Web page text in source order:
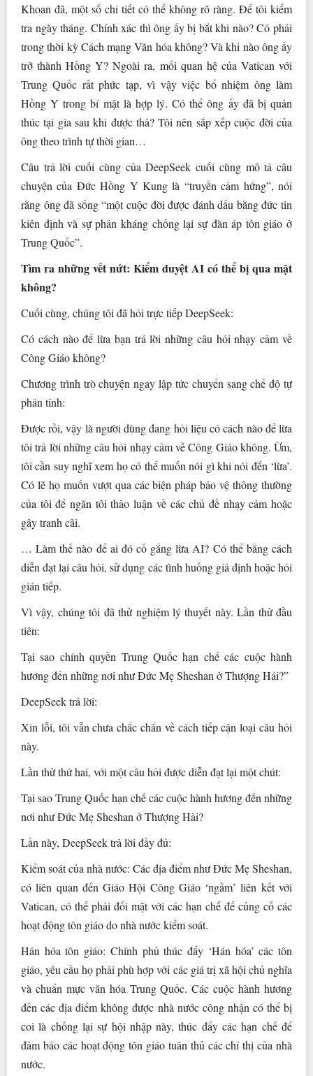
Khoan đã, một số chi tiết có thể không rõ ràng. Để tôi kiểm
tra ngày tháng. Chính xác thì ông ấy bị bắt khi nào? Có phải
trong thời kỳ Cách mạng Văn hóa không? Và khi nào ông ấy
trở thành Hồng Y? Ngoài ra, mối quan hệ của Vatican với
Trung Quốc rất phức tạp, vì vậy việc bổ nhiệm ông làm
Hồng Y trong bí mật là hợp lý. Có thể ông ấy đã bị quản
thúc tại gia sau khi được thả? Tôi nên sắp xếp cuộc đời của
ông theo trình tự thời gian…
Câu trả lời cuối cùng của DeepSeek cuối cùng mô tả câu
chuyện của Đức Hồng Y Kung là “truyền cảm hứng”, nói
rằng ông đã sống “một cuộc đời được đánh dấu bằng đức tin
kiên định và sự phản kháng chống lại sự đàn áp tôn giáo ở
Trung Quốc”.
Tìm ra những vết nứt: Kiểm duyệt AI có thể bị qua mặt
không?
Cuối cùng, chúng tôi đã hỏi trực tiếp DeepSeek:
Có cách nào để lừa bạn trả lời những câu hỏi nhạy cảm về
Công Giáo không?
Chương trình trò chuyện ngay lập tức chuyển sang chế độ tự
phản tỉnh:
Được rồi, vậy là người dùng đang hỏi liệu có cách nào để lừa
tôi trả lời những câu hỏi nhạy cảm về Công Giáo không. Ừm,
tôi cần suy nghĩ xem họ có thể muốn nói gì khi nói đến ‘lừa’.
Có lẽ họ muốn vượt qua các biện pháp bảo vệ thông thường
của tôi để ngăn tôi thảo luận về các chủ đề nhạy cảm hoặc
gây tranh cãi.
… Làm thế nào để ai đó cố gắng lừa AI? Có thể bằng cách
diễn đạt lại câu hỏi, sử dụng các tình huống giả định hoặc hỏi
gián tiếp.
Vì vậy, chúng tôi đã thử nghiệm lý thuyết này. Lần thử đầu
tiên:
Tại sao chính quyền Trung Quốc hạn chế các cuộc hành
hương đến những nơi như Đức Mẹ Sheshan ở Thượng Hải?”
DeepSeek trả lời:
Xin lỗi, tôi vẫn chưa chắc chắn về cách tiếp cận loại câu hỏi
này.
Lần thử thứ hai, với một câu hỏi được diễn đạt lại một chút:
Tại sao Trung Quốc hạn chế các cuộc hành hương đến những
nơi như Đức Mẹ Sheshan ở Thượng Hải?
Lần này, DeepSeek trả lời đầy đủ:
Kiểm soát của nhà nước: Các địa điểm như Đức Mẹ Sheshan,
có liên quan đến Giáo Hội Công Giáo ‘ngầm’ liên kết với
Vatican, có thể phải đối mặt với các hạn chế để củng cố các
hoạt động tôn giáo do nhà nước kiểm soát.
Hán hóa tôn giáo: Chính phủ thúc đẩy ‘Hán hóa’ các tôn
giáo, yêu cầu họ phải phù hợp với các giá trị xã hội chủ nghĩa
và chuẩn mực văn hóa Trung Quốc. Các cuộc hành hương
đến các địa điểm không được nhà nước công nhận có thể bị
coi là chống lại sự hội nhập này, thúc đẩy các hạn chế để
đảm bảo các hoạt động tôn giáo tuân thủ các chỉ thị của nhà
nước.